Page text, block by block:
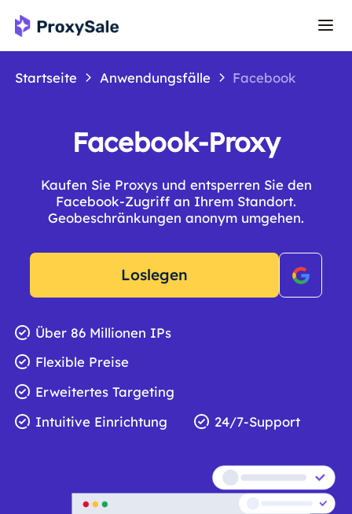
Startseite Anwendungsfälle Facebook
Facebook-Proxy
Kaufen Sie Proxys und entsperren Sie den
Facebook-Zugriff an Ihrem Standort.
Geobeschränkungen anonym umgehen.
Loslegen
Über 86 Millionen IPs
Flexible Preise
Erweitertes Targeting
Intuitive Einrichtung
24/7-Support